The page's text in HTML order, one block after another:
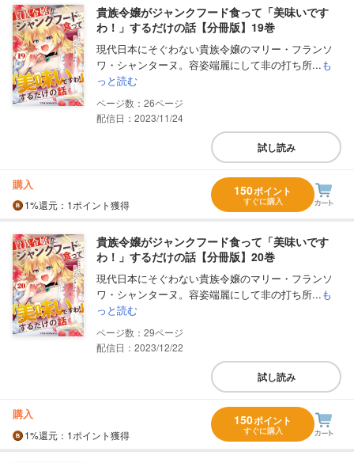
貴族令嬢がジャンクフード食って「美味いです
わ！」するだけの話【分冊版】19巻
現代日本にそぐわない貴族令嬢のマリー・フランソ
ワ・シャンターヌ。容姿端麗にして非の打ち所...も
っと読む
26
配信日：2023/11/24
試し読み
購入
1%還元 ：1ポイント獲得
150ポイント
すぐに購入
貴族令嬢がジャンクフード食って「美味いです
わ！」するだけの話【分冊版】20巻
現代日本にそぐわない貴族令嬢のマリー・フランソ
ワ・シャンターヌ。容姿端麗にして非の打ち所...も
っと読む
29
配信日：2023/12/22
試し読み
購入
1%還元 ：1ポイント獲得
150ポイント
すぐに購入